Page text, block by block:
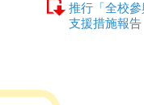
推行「全校
支援措施報告